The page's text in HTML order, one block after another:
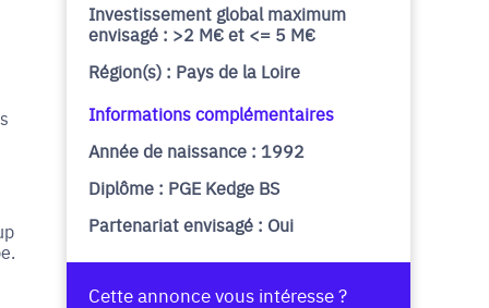
Investissement global maximum
envisagé : >2 M€ et <= 5 M€
Région(s) : Pays de la Loire
Informations complémentaires
Année de naissance : 1992
Diplôme : PGE Kedge BS
Partenariat envisagé : Oui
Cette annonce vous intéresse ?